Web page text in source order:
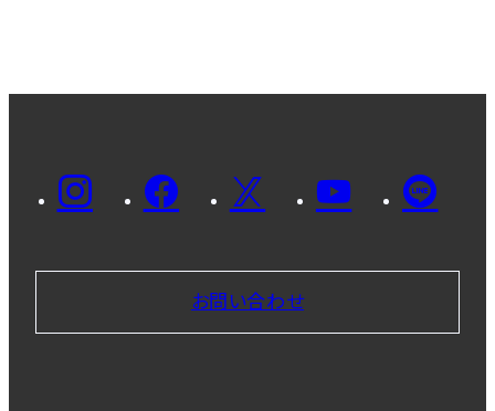
お問い合わせ